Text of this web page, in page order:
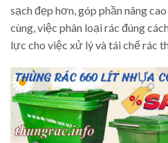
sạch đẹp hơn, góp phần nâng
cùng, việc phân loại rác đúng
lực cho việc xử lý và tái chế rác